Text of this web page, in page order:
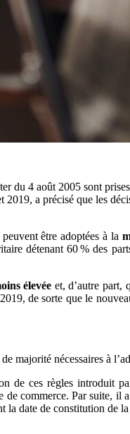
du 4 août 2005 sont
a précisé que les
être adoptées à la
détenant 60 % des
élevée et, d’autre part,
de sorte que le
de majorité nécessaires à
de ces règles introduit
commerce. Par suite, il
la date de constitution de la